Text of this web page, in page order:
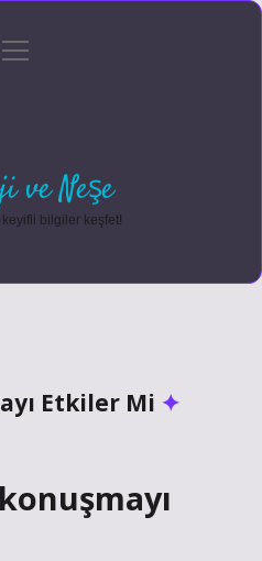
menüyü
ve Neşe
bilgiler keşfet!
Etkiler Mi